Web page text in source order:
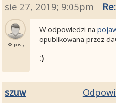
sie 27, 2019; 9:05pm
88 posty
W odpowiedzi na
opublikowana przez
:)
szuw